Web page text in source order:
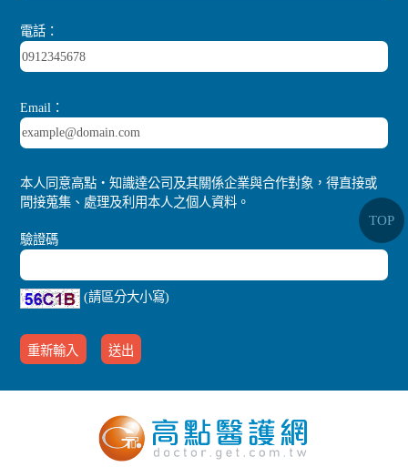
電話：
Email：
本人同意高點‧知識達公司及其關係企業與合作對象，得直接或
間接蒐集、處理及利用本人之個人資料。
驗證碼
(請區分大小寫)
TOP